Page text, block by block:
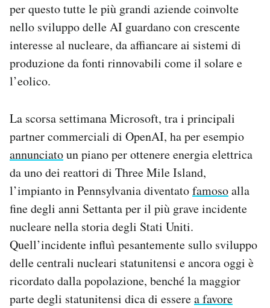
per questo tutte le più grandi aziende coinvolte
nello sviluppo delle AI guardano con crescente
interesse al nucleare, da affiancare ai sistemi di
produzione da fonti rinnovabili come il solare e
l’eolico.
La scorsa settimana Microsoft, tra i principali
partner commerciali di OpenAI, ha per esempio
annunciatoun piano per ottenere energia elettrica
da uno dei reattori di Three Mile Island,
l’impianto in Pennsylvania diventatofamosoalla
fine degli anni Settanta per il più grave incidente
nucleare nella storia degli Stati Uniti.
Quell’incidente influì pesantemente sullo sviluppo
delle centrali nucleari statunitensi e ancora oggi è
ricordato dalla popolazione, benché la maggior
parte degli statunitensi dica di esserea favore